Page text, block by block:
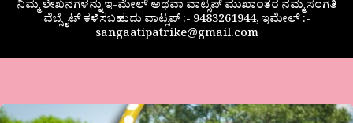
ನಿಮ್ಮ ಲೇಖನಗಳನ್ನು ಇ-ಮೇಲ್ ಅಥವಾ ವಾಟ್ಸಪ್ ಮುಖಾಂತರ ನಮ್ಮ ಸಂಗತಿ
ವೆಬ್ಸೈಟ್ ಕಳಿಸಬಹುದು ವಾಟ್ಸಪ್‌ :- 9483261944, ಇಮೇಲ್ :-
sangaatipatrike@gmail.com
ಶಿಶುಗೀತೆ